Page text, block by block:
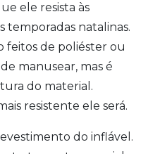
ele resista às
temporadas natalinas.
feitos de poliéster ou
manusear, mas é
do material.
resistente ele será.
do inflável.